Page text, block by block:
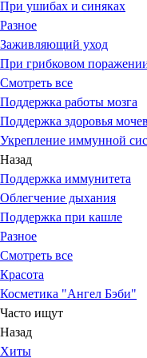
При ушибах и синяках
Разное
Заживляющий уход
При грибковом
Смотреть все
Поддержка работы мозга
Поддержка здоровья
Укрепление иммунной
Назад
Поддержка иммунитета
Облегчение дыхания
Поддержка при кашле
Разное
Смотреть все
Красота
Косметика "Ангел Бэби"
Часто ищут
Назад
Хиты